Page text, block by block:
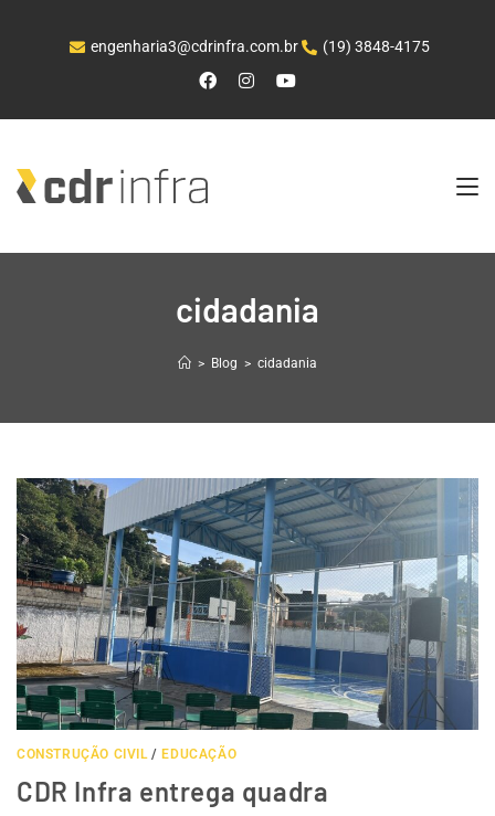
engenharia3@cdrinfra.com.br (19) 3848-4175
cidadania
> Blog > cidadania
CONSTRUÇÃO CIVIL/ EDUCAÇÃO
CDR Infra entrega quadra